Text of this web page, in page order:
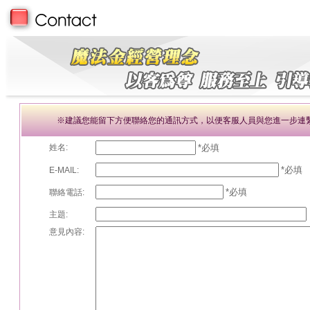
※建議您能留下方便聯絡您的通訊方式，以便客服人員與您進一步
姓名: *必填
E-MAIL: *必填
聯絡電話: *必填
主題:
意見內容: